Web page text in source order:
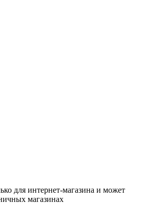
для интернет-магазина и может
магазинах